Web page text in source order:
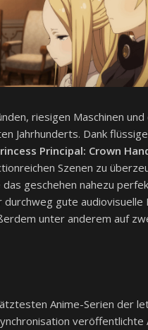
riesigen Maschinen
Jahrhunderts. Dank
Principal: Crown
Szenen zu
geschehen nahezu
gute audiovisuelle
unter anderem auf
Anime-Serien der